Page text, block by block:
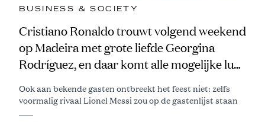
BUSINESS & SOCIETY
Cristiano Ronaldo trouwt volgend weekend
op Madeira met grote liefde Georgina
Rodríguez, en daar komt alle mogelijke luxe
Ook aan bekende gasten ontbreekt het feest niet: zelfs
voormalig rivaal Lionel Messi zou op de gastenlijst staan